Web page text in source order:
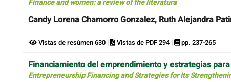
Candy Lorena Chamorro Gonzalez, Ruth Alejandra
Vistas de resúmen 630 | Vistas de PDF 294 | pp. 237-265
Financiamiento del emprendimiento y estrategias
Entrepreneurship Financing and Strategies for Its